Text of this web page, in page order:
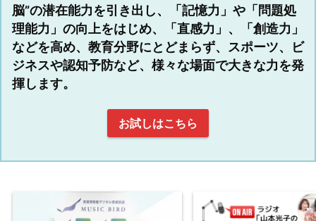
脳”の潜在能力を引き出し、「記憶力」や「問題処
理能力」の向上をはじめ、「直感力」、「創造力」
などを高め、教育分野にとどまらず、スポーツ、ビ
ジネスや認知予防など、様々な場面で大きな力を発
揮します。
お試しはこちら